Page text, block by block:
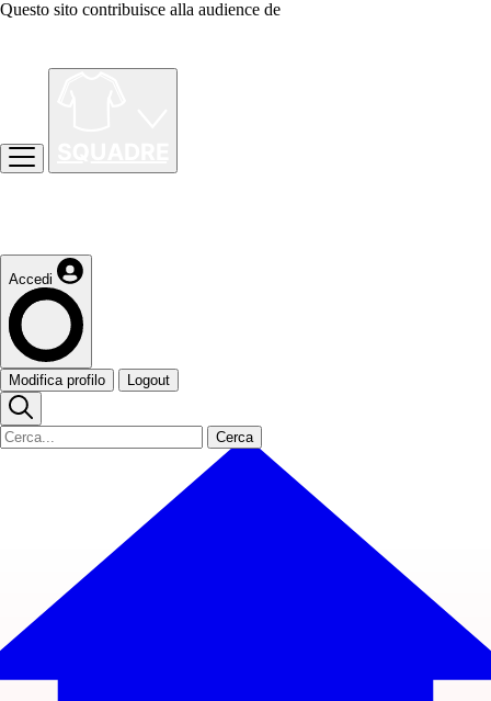
Questo sito contribuisce alla audience de
Accedi
Modifica profilo Logout
Cerca